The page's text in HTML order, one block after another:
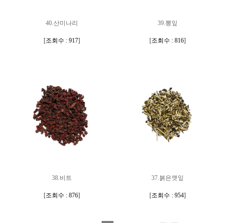
40.산미나리
[조회수 : 917]
39.뽕잎
[조회수 : 816]
38.비트
[조회수 : 876]
37.붉은깻잎
[조회수 : 954]